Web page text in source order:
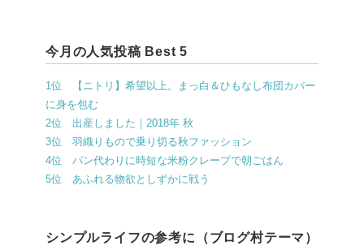
今月の人気投稿 Best 5
1位 【ニトリ】希望以上。まっ白＆ひもなし布団カバー
に身を包む
2位 出産しました｜2018年 秋
3位 羽織りもので乗り切る秋ファッション
4位 パン代わりに時短な米粉クレープで朝ごはん
5位 あふれる物欲としずかに戦う
シンプルライフの参考に（ブログ村テーマ）